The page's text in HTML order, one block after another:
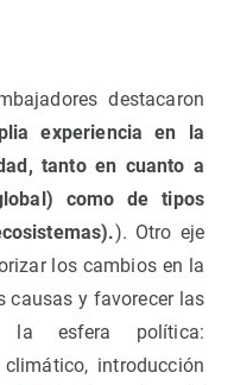
destacaron
experiencia en la
tanto en cuanto a
como de tipos
). Otro eje
los cambios en la
causas y favorecer las
la esfera política:
introducción